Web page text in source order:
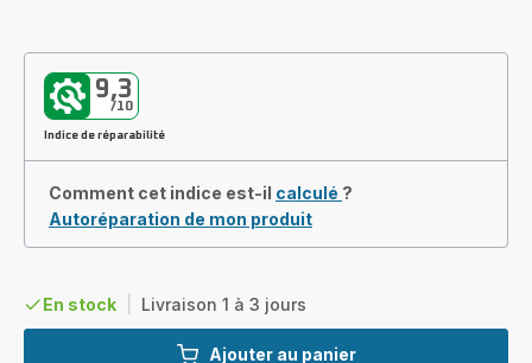
9,3
/10
Indice de réparabilité
Comment cet indice est-il calculé ?
Autoréparation de mon produit
En stock Livraison 1 à 3 jours
Ajouter au panier